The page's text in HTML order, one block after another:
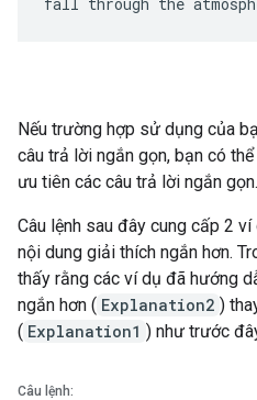
Nếu trường hợp sử dụng của
câu trả lời ngắn gọn, bạn có
ưu tiên các câu trả lời ngắn gọn.
Câu lệnh sau đây cung cấp 2
nội dung giải thích ngắn hơn.
thấy rằng các ví dụ đã hướng
ngắn hơn ( Explanation2 )
( Explanation1 ) như trước
Câu lệnh: